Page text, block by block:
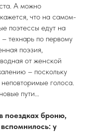
А можно
что на самом-
поэтессы едут на
технарь по первому
поэзия,
от женской
– поскольку
голоса.
пути…
поездках броню,
у